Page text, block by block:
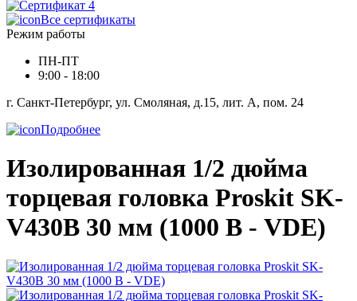
Все сертификаты
Режим работы
ПН-ПТ
9:00 - 18:00
г. Санкт-Петербург, ул. Смоляная, д.15, лит. А, пом. 24
Подробнее
Изолированная 1/2 дюйма
торцевая головка Proskit SK-
V430B 30 мм (1000 В - VDE)